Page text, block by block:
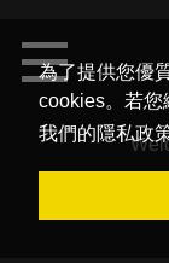
為了提供您優
cookies。若您
我們的隱私政